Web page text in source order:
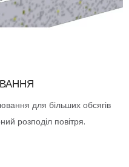
для більших обсягів
розподіл повітря.